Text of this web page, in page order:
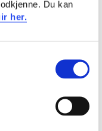
Du kan
her.